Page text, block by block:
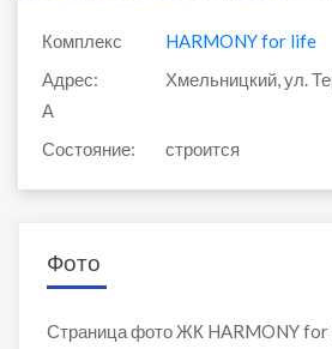
Комплекс
HARMONY for life
Адрес:
Хмельницкий, ул.
А
Состояние:
строится
Фото
Страница фото ЖК HARMONY for